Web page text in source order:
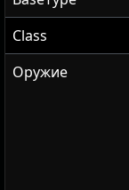
Class
Оружие